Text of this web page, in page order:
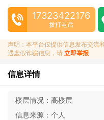
17323422176
拨打电话
声明：本平台仅提供信息发布交流
遇虚假诈骗信息，请 立即举报
信息详情
楼层情况： 高楼层
信息来源： 个人